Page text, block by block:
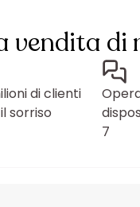
vendita
di clienti
sorriso
7